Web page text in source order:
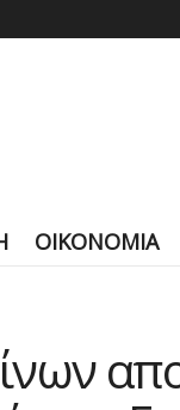
ΟΙΚΟΝΟΜΙΑ